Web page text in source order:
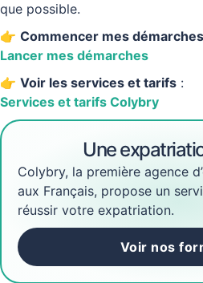
que possible.
👉 Commencer mes démarches
Lancer mes démarches
👉 Voir les services et tarifs :
Services et tarifs Colybry
Une
Colybry, la première agence
aux Français, propose un
réussir votre expatriation.
Voir nos